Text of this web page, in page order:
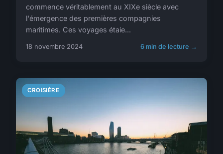
commence véritablement au XIXe siècle avec
l'émergence des premières compagnies
maritimes. Ces voyages étaie...
18 novembre 2024 6 min de lecture →
CROISIÈRE